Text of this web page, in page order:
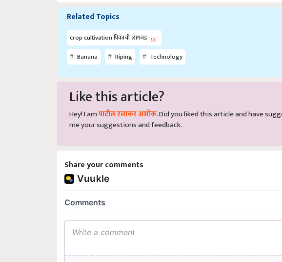
Related Topics
crop cultivation पिकाची लागवड
Banana
Riping Technology
Like this article?
Hey! I amपाटील रत्नाकर अशोक. Did you liked this article and have
me your suggestions and feedback.
Share your comments